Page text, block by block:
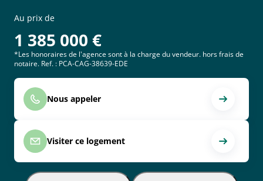
Au prix de
1 385 000 €
*Les honoraires de l'agence sont à la charge du vendeur. hors frais de
notaire. Ref. : PCA-CAG-38639-EDE
Nous appeler
Visiter ce logement